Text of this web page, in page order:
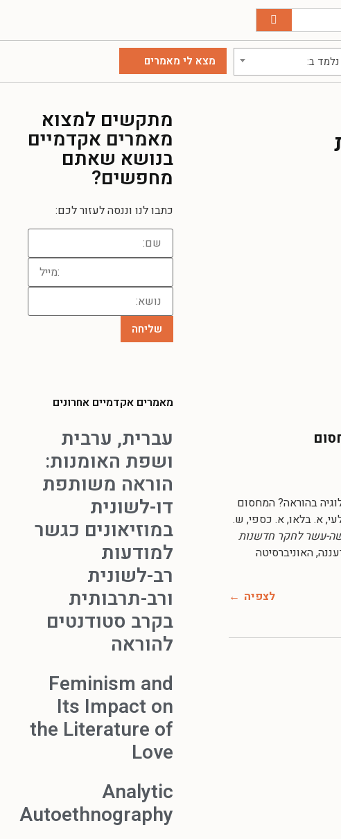
נלמד ב:
הטכנולוגיה בהוראה? המחסום
א. בלאו, א. כספי, ש.
עשר לחקר חדשנות
האוניברסיטה
לצפיה
מתקשים למצוא
מאמרים אקדמיים
בנושא שאתם
מחפשים?
כתבו לנו וננסה לעזור לכם:
מאמרים אקדמיים אחרונים
עברית, ערבית
ושפת האומנות:
הוראה משותפת
דו-לשונית
במוזיאונים כגשר
למודעות
רב-לשונית
ורב-תרבותית
בקרב סטודנטים
להוראה
Feminism and
Its Impact on
the Literature of
Love
Analytic
Autoethnography